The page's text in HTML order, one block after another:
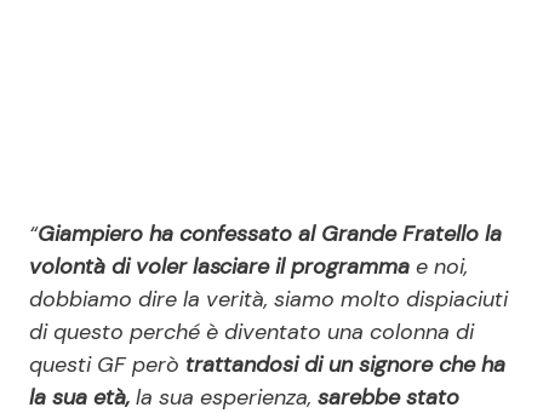
“Giampiero ha confessato al Grande Fratello la
volontà di voler lasciare il programma e noi,
dobbiamo dire la verità, siamo molto dispiaciuti
di questo perché è diventato una colonna di
questi GF però trattandosi di un signore che ha
la sua età, la sua esperienza, sarebbe stato